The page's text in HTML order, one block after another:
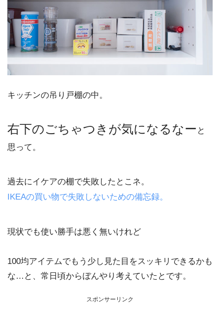
キッチンの吊り戸棚の中。
右下のごちゃつきが気になるなー と
思って。
過去にイケアの棚で失敗したとこネ。
IKEAの買い物で失敗しないための備忘録。
現状でも使い勝手は悪く無いけれど
100均アイテムでもう少し見た目をスッキリできるかも
な…と、常日頃からぼんやり考えていたとです。
スポンサーリンク